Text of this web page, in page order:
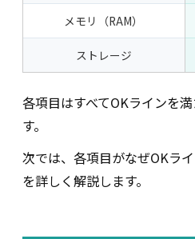
メモリ（RAM）
ストレージ
各項目はすべてOKラインを
す。
次では、各項目がなぜOKラ
を詳しく解説します。